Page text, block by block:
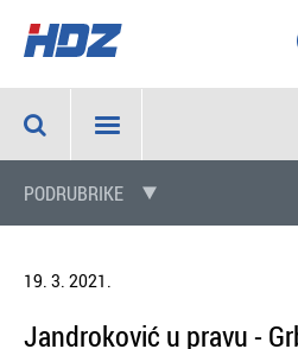
PODRUBRIKE
19. 3. 2021.
Jandroković u pravu -